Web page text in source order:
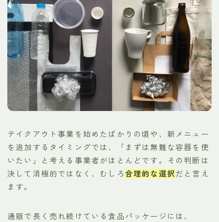
テイクアウト事業を始めたばかりの頃や、新メニュー
を追加するタイミングでは、「まずは無難な容器を使
いたい」と考える事業者がほとんどです。その判断は
決して消極的ではなく、むしろ合理的な選択だと言え
ます。
通販で長く売れ続けている食品パッケージには、